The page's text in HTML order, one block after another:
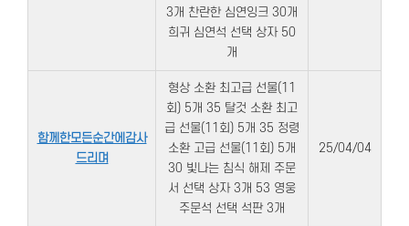
3개 찬란한 심연잉크 30개
희귀 심연석 선택 상자 50
개
함께한모든순간에감사
드리며
형상 소환 최고급 선물(11
회) 5개 35 탈것 소환 최고
급 선물(11회) 5개 35 정령
소환 고급 선물(11회) 5개
30 빛나는 침식 해제 주문
서 선택 상자 3개 53 영웅
주문석 선택 석판 3개
25/04/04